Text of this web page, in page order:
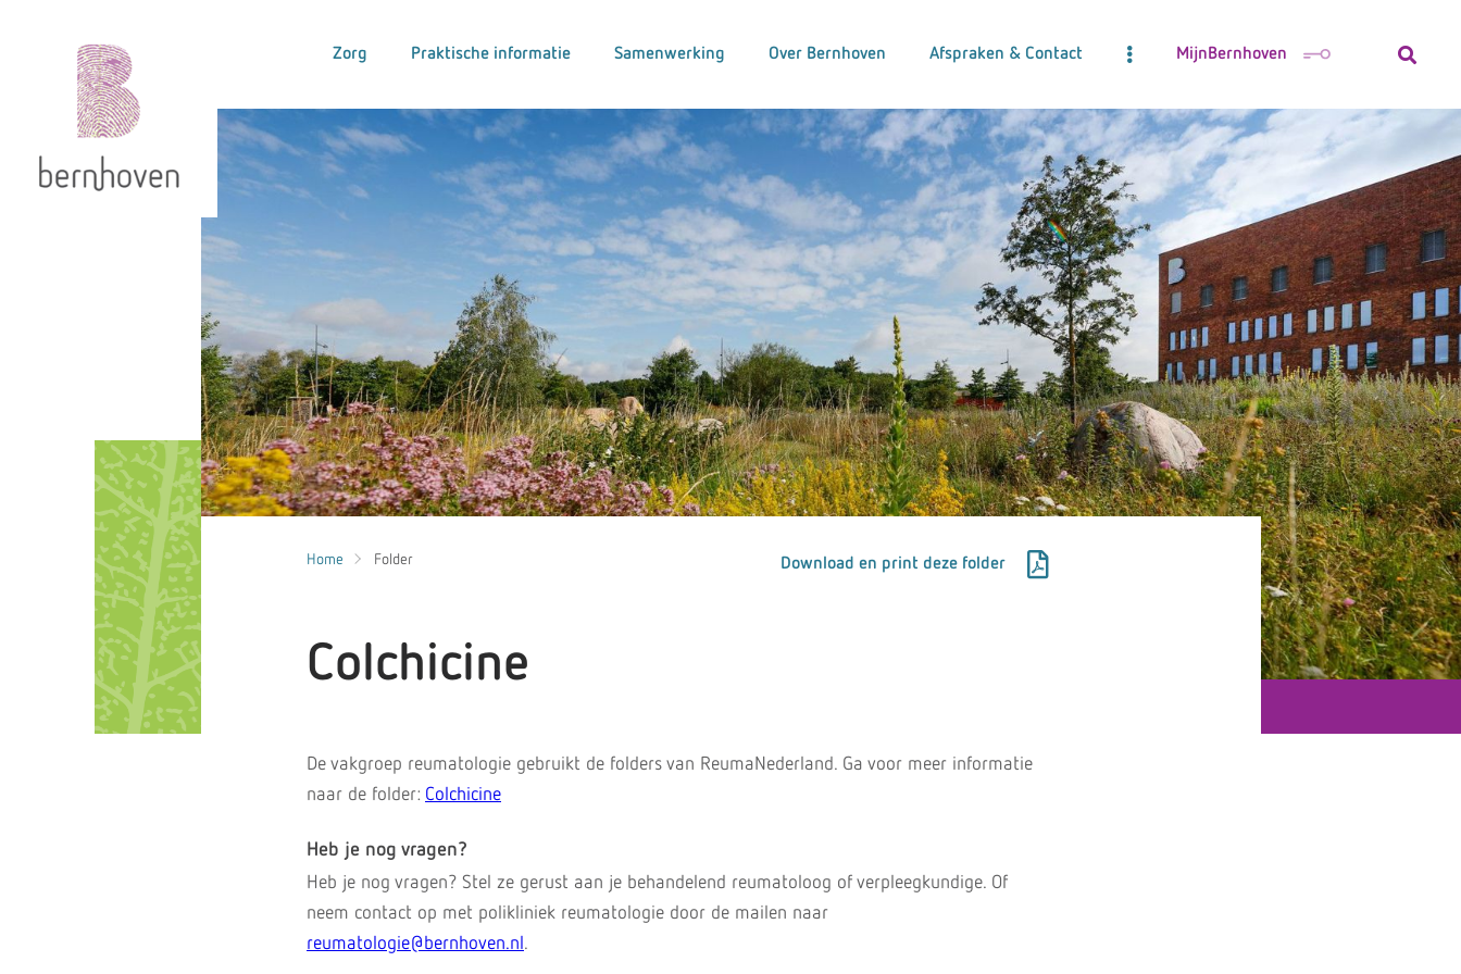
Zorg Praktische informatie Samenwerking Over Bernhoven Afspraken & Contact MijnBernhoven
Home Folder Download en print deze folder
Colchicine
De vakgroep reumatologie gebruikt de folders van ReumaNederland. Ga voor meer informatie
naar de folder: Colchicine
Heb je nog vragen?
Heb je nog vragen? Stel ze gerust aan je behandelend reumatoloog of verpleegkundige. Of
neem contact op met polikliniek reumatologie door de mailen naar
reumatologie@bernhoven.nl .